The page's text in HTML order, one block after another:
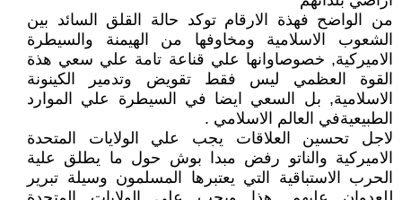
من الواضح فهذة الارقام توكد حالة القلق السائد بين
الشعوب الاسلامية ومخاوفها من الهيمنة والسيطرة
الاميركية, خصوصاوانها علي قناعة تامة علي سعي هذة
القوة العظمي ليس فقط تقويض وتدمير الكينونة
الاسلامية, بل السعي ايضا في السيطرة علي الموارد
الطبيعيةفي العالم الاسلامي .
لاجل تحسين العلاقات يجب علي الولايات المتحدة
الاميركية والناتو رفض مبدا بوش حول ما يطلق علية
الحرب الاستباقية التي يعتبرها المسلمون وسيلة تبرير